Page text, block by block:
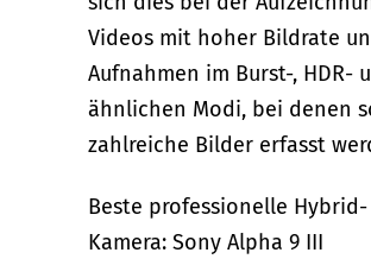
Videos mit hoher Bildrate
Aufnahmen im Burst-, HDR-
ähnlichen Modi, bei denen
zahlreiche Bilder erfasst
Beste professionelle Hybrid-
Kamera: Sony Alpha 9 III